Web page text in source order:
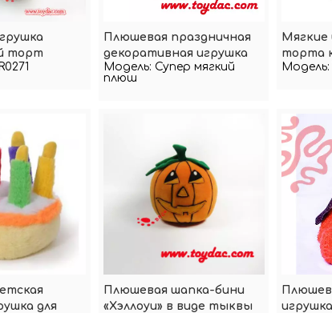
торт
Плюшевая праздничная
декоративная игрушка
для торта
Модель: Супер мягкий
плюш
Мягкие
торта
Модель:
для
Плюшевая шапка-бини
«Хэллоуи» в виде тыквы